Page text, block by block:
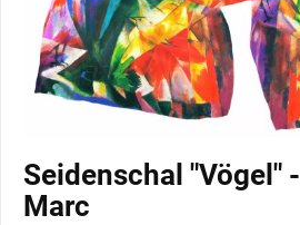
Seidenschal "Vögel"
Marc